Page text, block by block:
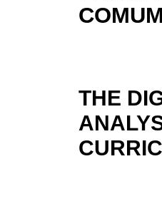
THE